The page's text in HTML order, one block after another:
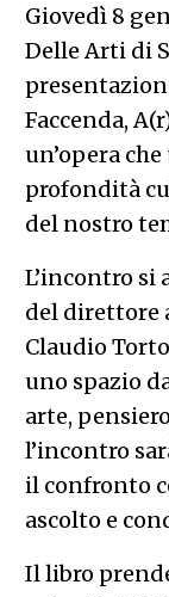
Giovedì 8
Delle Arti di
Faccenda,
un’opera
profondità
del nostro
L’incontro
del direttore
Claudio
uno spazio
arte,
l’incontro
il confronto
ascolto e
Il libro